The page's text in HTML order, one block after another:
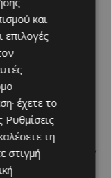
βάση
με το 2021,
Παρ’
επιρροή
και
επιλογές
έχετε το
Ρυθμίσεις
τη
στιγμή